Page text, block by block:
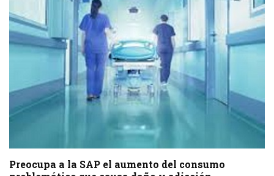
Preocupa a la SAP el aumento del consumo